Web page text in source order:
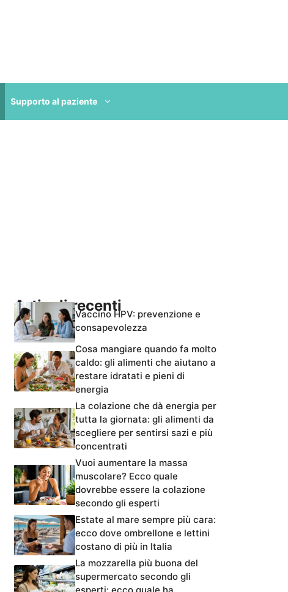
Supporto al paziente
Articoli recentiVaccino HPV: prevenzione e
consapevolezza
Cosa mangiare quando fa molto
caldo: gli alimenti che aiutano a
restare idratati e pieni di
energia
La colazione che dà energia per
tutta la giornata: gli alimenti da
scegliere per sentirsi sazi e più
concentrati
Vuoi aumentare la massa
muscolare? Ecco quale
dovrebbe essere la colazione
secondo gli esperti
Estate al mare sempre più cara:
ecco dove ombrellone e lettini
costano di più in Italia
La mozzarella più buona del
supermercato secondo gli